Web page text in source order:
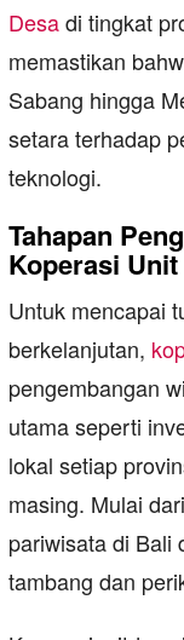
Desadi tingkat
memastikan
Sabang hingga
setara terhadap
teknologi.
Tahapan
Koperasi
Untuk mencapai
berkelanjutan,
pengembangan
utama seperti
lokal setiap
masing. Mulai
pariwisata di Bali
tambang dan